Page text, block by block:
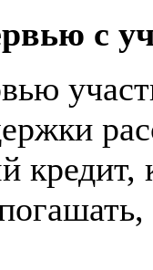
с
кредит,